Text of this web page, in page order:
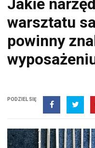
Jakie
warsztatu
powinny
PODZIEL SIĘ